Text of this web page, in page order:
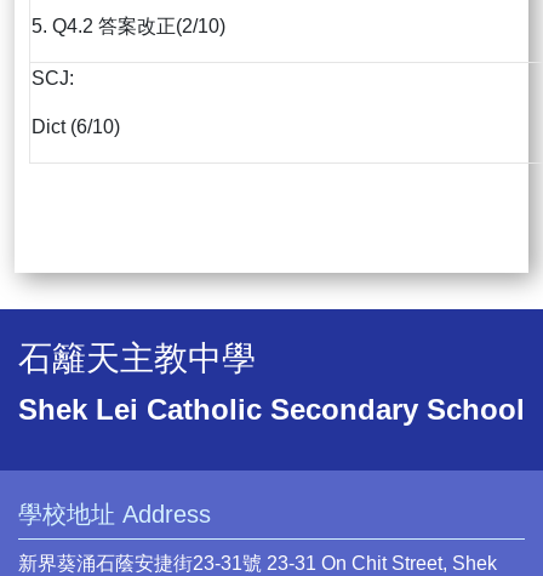
5. Q4.2 答案改正(2/10)
SCJ:
Dict (6/10)
石籬天主教中學
Shek Lei Catholic Secondary School
學校地址 Address
新界葵涌石蔭安捷街23-31號 23-31 On Chit Street, Shek